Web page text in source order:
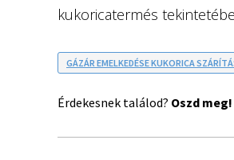
kukoricatermés
GÁZÁR EMELKEDÉSE KUKORICA
Érdekesnek találod? Oszd meg!